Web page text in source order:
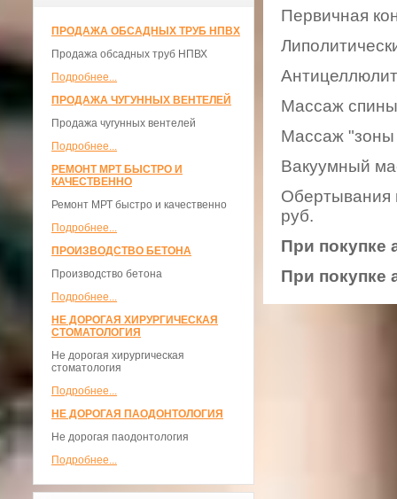
ПРОДАЖА ОБСАДНЫХ ТРУБ НПВХ
Продажа обсадных труб НПВХ
Подробнее...
ПРОДАЖА ЧУГУННЫХ ВЕНТЕЛЕЙ
Продажа чугунных вентелей
Подробнее...
РЕМОНТ МРТ БЫСТРО И
КАЧЕСТВЕННО
Ремонт МРТ быстро и качественно
Подробнее...
ПРОИЗВОДСТВО БЕТОНА
Производство бетона
Подробнее...
НЕ ДОРОГАЯ ХИРУРГИЧЕСКАЯ
СТОМАТОЛОГИЯ
Не дорогая хирургическая
стоматология
Подробнее...
НЕ ДОРОГАЯ ПАОДОНТОЛОГИЯ
Не дорогая паодонтология
Подробнее...
Первичная
Массаж
Массаж "зоны
Вакуумный
Обертывания
руб.
При покупке
При покупке